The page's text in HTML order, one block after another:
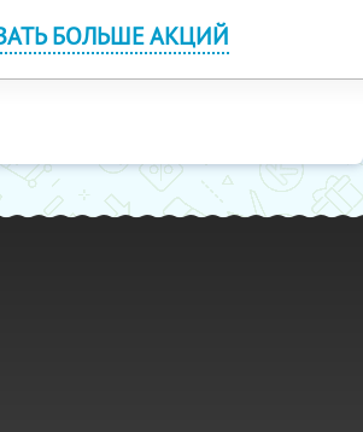
БОЛЬШЕ АКЦИЙ